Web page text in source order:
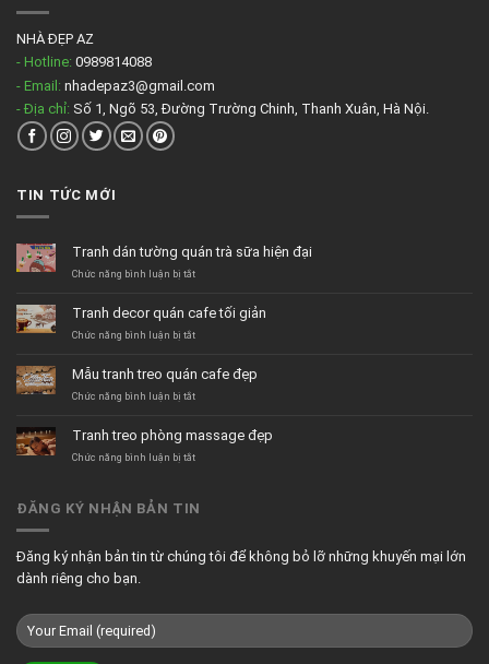
NHÀ ĐẸP AZ
- Hotline: 0989814088
- Email: nhadepaz3@gmail.com
- Địa chỉ: Số 1, Ngõ 53, Đường Trường Chinh, Thanh Xuân, Hà Nội.
TIN TỨC MỚI
Tranh dán tường quán trà sữa hiện đại
Chức năng bình luận bị tắtở
tường
quán
hiện
đại
Tranh decor quán cafe tối giản
Chức năng bình luận bị tắtở
quán
cafe
Mẫu tranh treo quán cafe đẹp
Chức năng bình luận bị tắtở
treo
quán
Tranh treo phòng massage đẹp
Chức năng bình luận bị tắtở
phòng
ĐĂNG KÝ NHẬN BẢN TIN
Đăng ký nhận bản tin từ chúng tôi để không bỏ lỡ những khuyến mại lớn
dành riêng cho bạn.